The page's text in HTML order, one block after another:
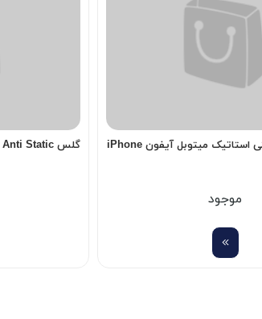
گلس Super D آنتی استاتیک میتوبل آیفون iPhone
موجود
گلس Anti Static آیفون iPhone 13 Pro max